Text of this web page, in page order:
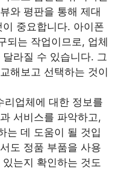
와 평판을 통해 제대
중요합니다. 아이폰
되는 작업이므로, 업체
라질 수 있습니다. 그
해보고 선택하는 것이
리업체에 대한 정보를
서비스를 파악하고,
는 데 도움이 될 것입
도 정품 부품을 사용
는지 확인하는 것도